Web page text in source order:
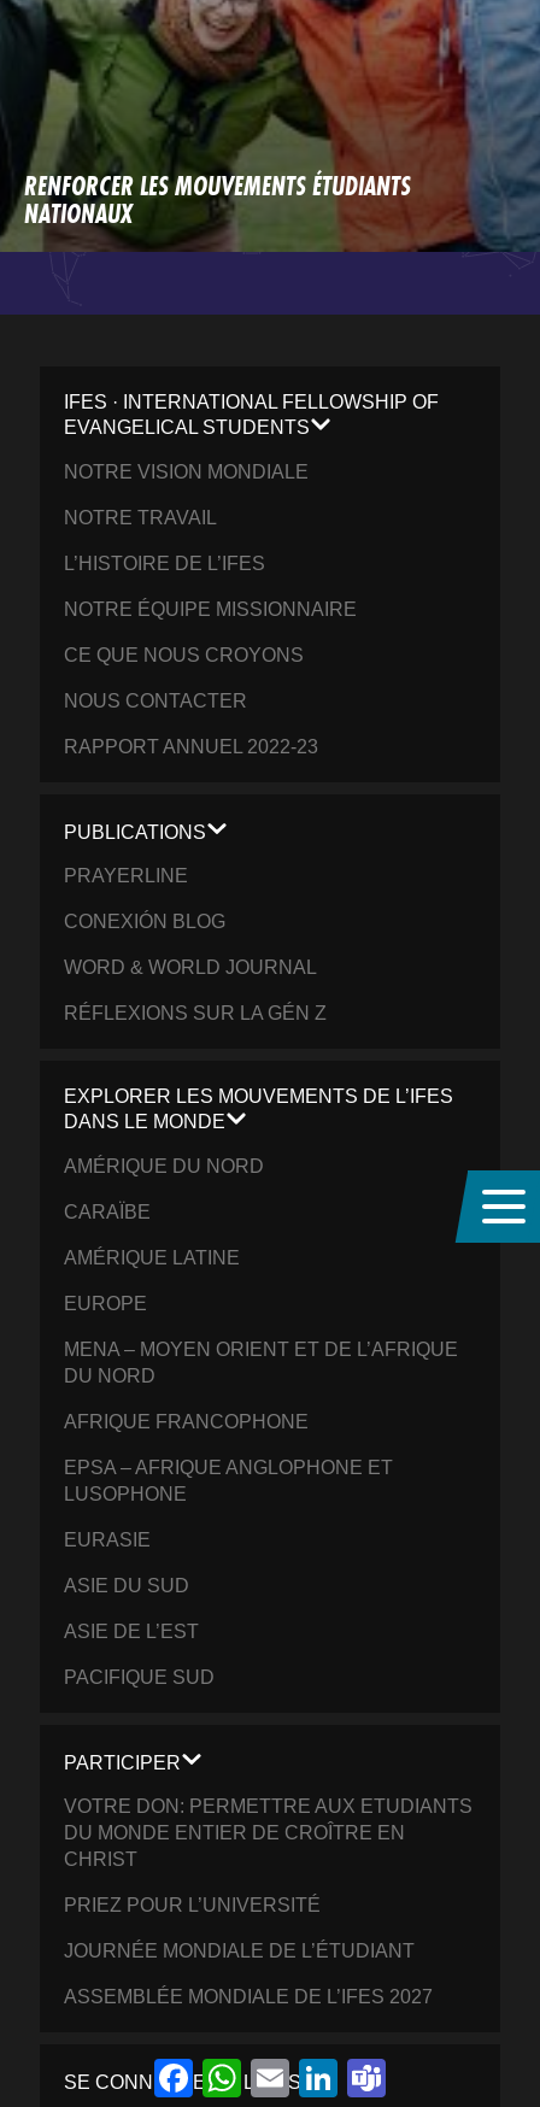
RENFORCER LES MOUVEMENTS ÉTUDIANTS
NATIONAUX
IFES · INTERNATIONAL FELLOWSHIP OF
EVANGELICAL STUDENTS
NOTRE VISION MONDIALE
NOTRE TRAVAIL
L’HISTOIRE DE L’IFES
NOTRE ÉQUIPE MISSIONNAIRE
CE QUE NOUS CROYONS
NOUS CONTACTER
RAPPORT ANNUEL 2022-23
PUBLICATIONS
PRAYERLINE
CONEXIÓN BLOG
WORD & WORLD JOURNAL
RÉFLEXIONS SUR LA GÉN Z
EXPLORER LES MOUVEMENTS DE L’IFES
DANS LE MONDE
AMÉRIQUE DU NORD
CARAÏBE
AMÉRIQUE LATINE
EUROPE
MENA – MOYEN ORIENT ET DE L’AFRIQUE
DU NORD
AFRIQUE FRANCOPHONE
EPSA – AFRIQUE ANGLOPHONE ET
LUSOPHONE
EURASIE
ASIE DU SUD
ASIE DE L’EST
PACIFIQUE SUD
PARTICIPER
VOTRE DON: PERMETTRE AUX ETUDIANTS
DU MONDE ENTIER DE CROÎTRE EN
CHRIST
PRIEZ POUR L’UNIVERSITÉ
JOURNÉE MONDIALE DE L’ÉTUDIANT
ASSEMBLÉE MONDIALE DE L’IFES 2027
SE CONNECTER À L’IFES
FacebookWhatsAppEmail LinkedIn